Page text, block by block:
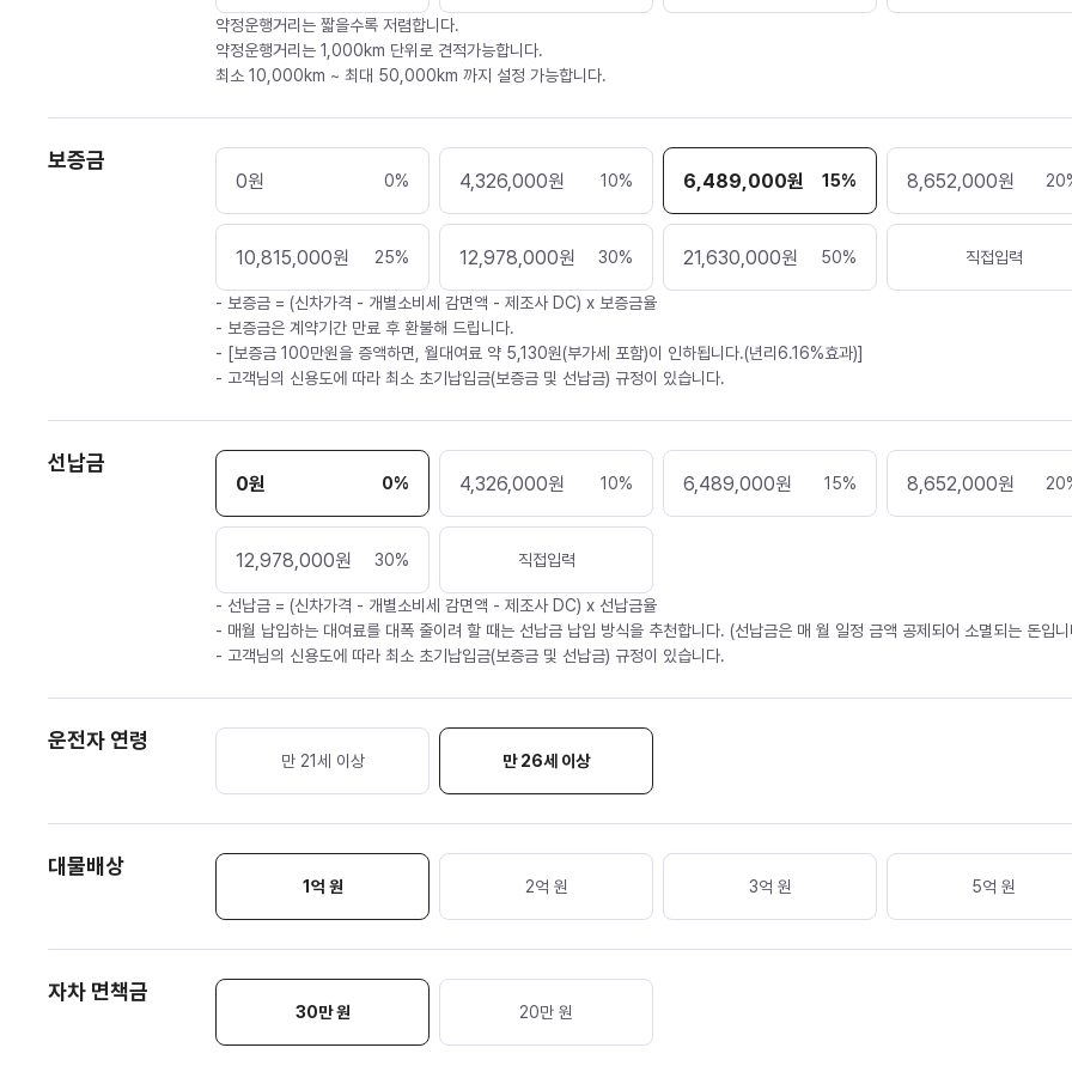
약정운행거리는 짧을수록 저렴합니다.
약정운행거리는 1,000km 단위로 견적가능합니다.
최소 10,000km ~ 최대 50,000km 까지 설정 가능합니다.
보증금
0원 0% 4,326,000원 10% 6,489,000원 15% 8,652,000원 20
10,815,000원 25% 12,978,000원 30% 21,630,000원 50% 직접입력
- 보증금 = (신차가격 - 개별소비세 감면액 - 제조사 DC) x 보증금율
- 보증금은 계약기간 만료 후 환불해 드립니다.
- [보증금 100만원을 증액하면, 월대여료 약 5,130원(부가세 포함)이 인하됩니다.(년리6.16%효과)]
- 고객님의 신용도에 따라 최소 초기납입금(보증금 및 선납금) 규정이 있습니다.
선납금
0원 0% 4,326,000원 10% 6,489,000원 15% 8,652,000원 20
12,978,000원 30% 직접입력
- 선납금 = (신차가격 - 개별소비세 감면액 - 제조사 DC) x 선납금율
- 매월 납입하는 대여료를 대폭 줄이려 할 때는 선납금 납입 방식을 추천합니다. (선납금은 매 월 일정 금액 공제되어 소멸되는 돈입
- 고객님의 신용도에 따라 최소 초기납입금(보증금 및 선납금) 규정이 있습니다.
운전자 연령
만 21세 이상 만 26세 이상
대물배상
1억 원 2억 원 3억 원 5억 원
자차 면책금
30만 원 20만 원